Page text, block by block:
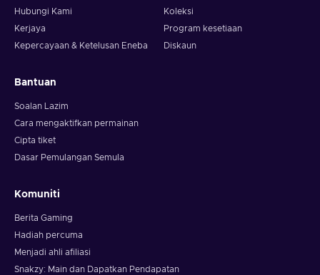
Hubungi Kami
Kerjaya
Kepercayaan & Ketelusan Eneba
Koleksi
Program kesetiaan
Diskaun
Bantuan
Soalan Lazim
Cara mengaktifkan permainan
Cipta tiket
Dasar Pemulangan Semula
Komuniti
Berita Gaming
Hadiah percuma
Menjadi ahli afiliasi
Snakzy: Main dan Dapatkan Pendapatan